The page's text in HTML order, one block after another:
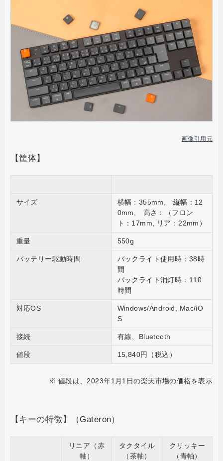
画像引用元
【筐体】
サイズ
横幅：355mm, 縦幅：12
0mm, 高さ：（フロン
ト：17mm, リア：22mm）
重量 550g
バッテリー駆動時間
バックライト使用時：38時
間
バックライト消灯時：110
時間
対応OS
Windows/Android, Mac/iO
S
接続 有線、Bluetooth
値段 15,840円（税込）
※ 値段は、2023年1月1日の楽天市場の価格を表示
【キーの特徴】（Gateron）
リニア（赤
軸）
タクタイル
（茶軸）
クリッキー
（青軸）